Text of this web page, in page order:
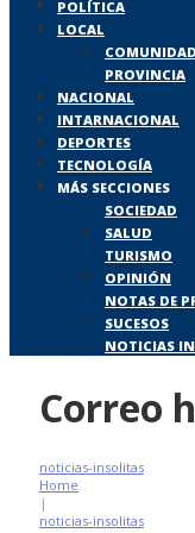
POLÍTICA
LOCAL
COMUNIDAD
PROVINCIA
NACIONAL
INTARNACIONAL
DEPORTES
TECNOLOGÍA
MÁS SECCIONES
SOCIEDAD
SALUD
TURISMO
OPINIÓN
NOTAS DE
SUCESOS
NOTICIAS
Correo
noticias-insolitas
Home
|
noticias-insolitas